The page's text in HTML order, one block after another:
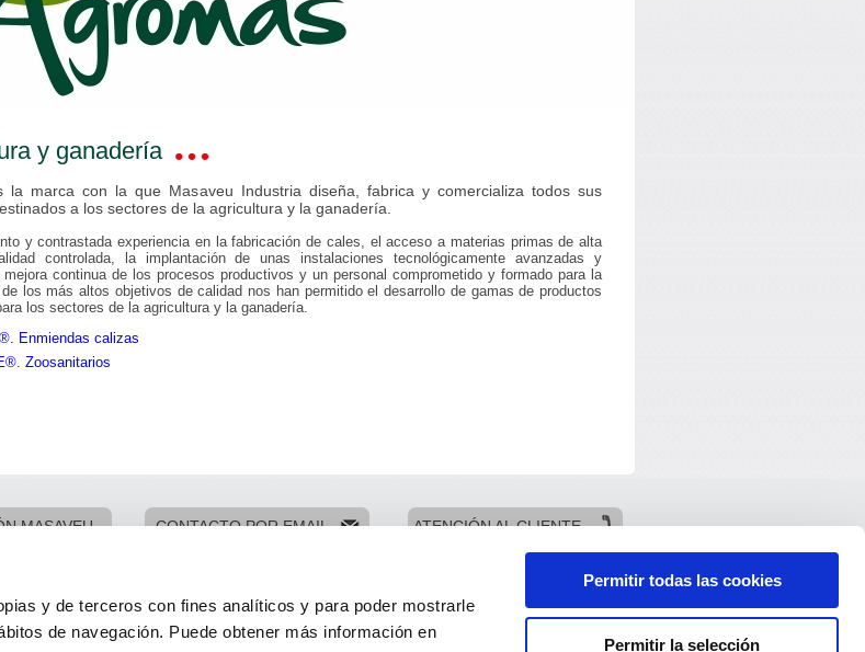
y de terceros con fines analíticos y para poder mostrarle
de navegación. Puede obtener más información en
Permitir todas las cookies
Permitir la selección
y ganadería
la marca con la que Masaveu Industria diseña, fabrica y comercializa todos sus
a los sectores de la agricultura y la ganadería.
y contrastada experiencia en la fabricación de cales, el acceso a materias primas de alta
controlada, la implantación de unas instalaciones tecnológicamente avanzadas y
continua de los procesos productivos y un personal comprometido y formado para la
los más altos objetivos de calidad nos han permitido el desarrollo de gamas de productos
los sectores de la agricultura y la ganadería.
Enmiendas calizas
Zoosanitarios
MASAVEU CONTACTO POR EMAIL ATENCIÓN AL CLIENTE